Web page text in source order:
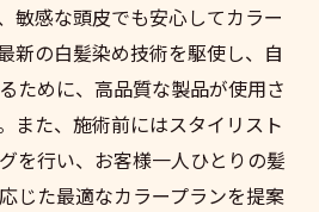
敏感な頭皮でも安心してカラー
新の白髪染め技術を駆使し、自
ために、高品質な製品が使用さ
また、施術前にはスタイリスト
を行い、お客様一人ひとりの髪
じた最適なカラープランを提案